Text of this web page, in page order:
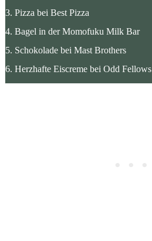
3. Pizza bei Best Pizza
4. Bagel in der Momofuku Milk Bar
5. Schokolade bei Mast Brothers
6. Herzhafte Eiscreme bei Odd Fellows